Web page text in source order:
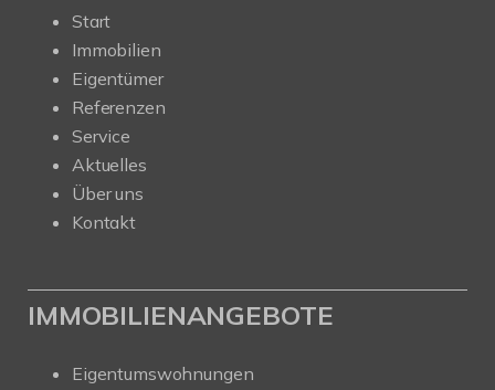
Start
Immobilien
Eigentümer
Referenzen
Service
Aktuelles
Über uns
Kontakt
IMMOBILIENANGEBOTE
Eigentumswohnungen